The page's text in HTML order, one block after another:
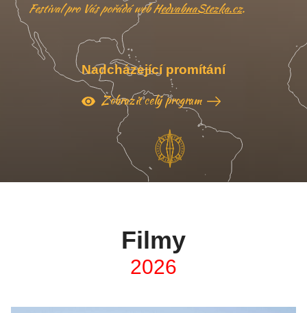
Festival pro Vás pořádá webHedvabnaStezka.cz.
Nadcházející promítání
Zobrazit celý program
Filmy
2026